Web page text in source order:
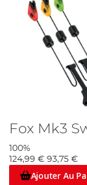
Fox Mk3
100%
124,99 € 93,75 €
Ajouter Au